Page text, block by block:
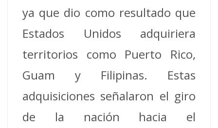
ya que dio como resultado que
Estados Unidos adquiriera
territorios como Puerto Rico,
Guam y Filipinas.
Estas
adquisiciones señalaron el giro
de la nación hacia el